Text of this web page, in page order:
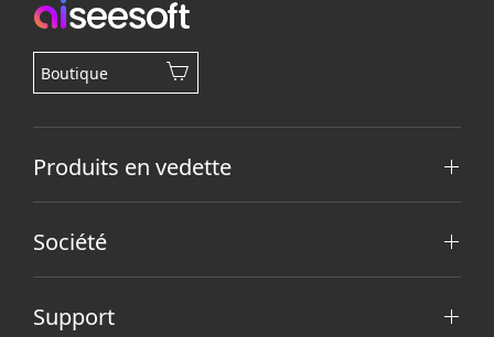
Boutique
Produits en vedette
Société
Support